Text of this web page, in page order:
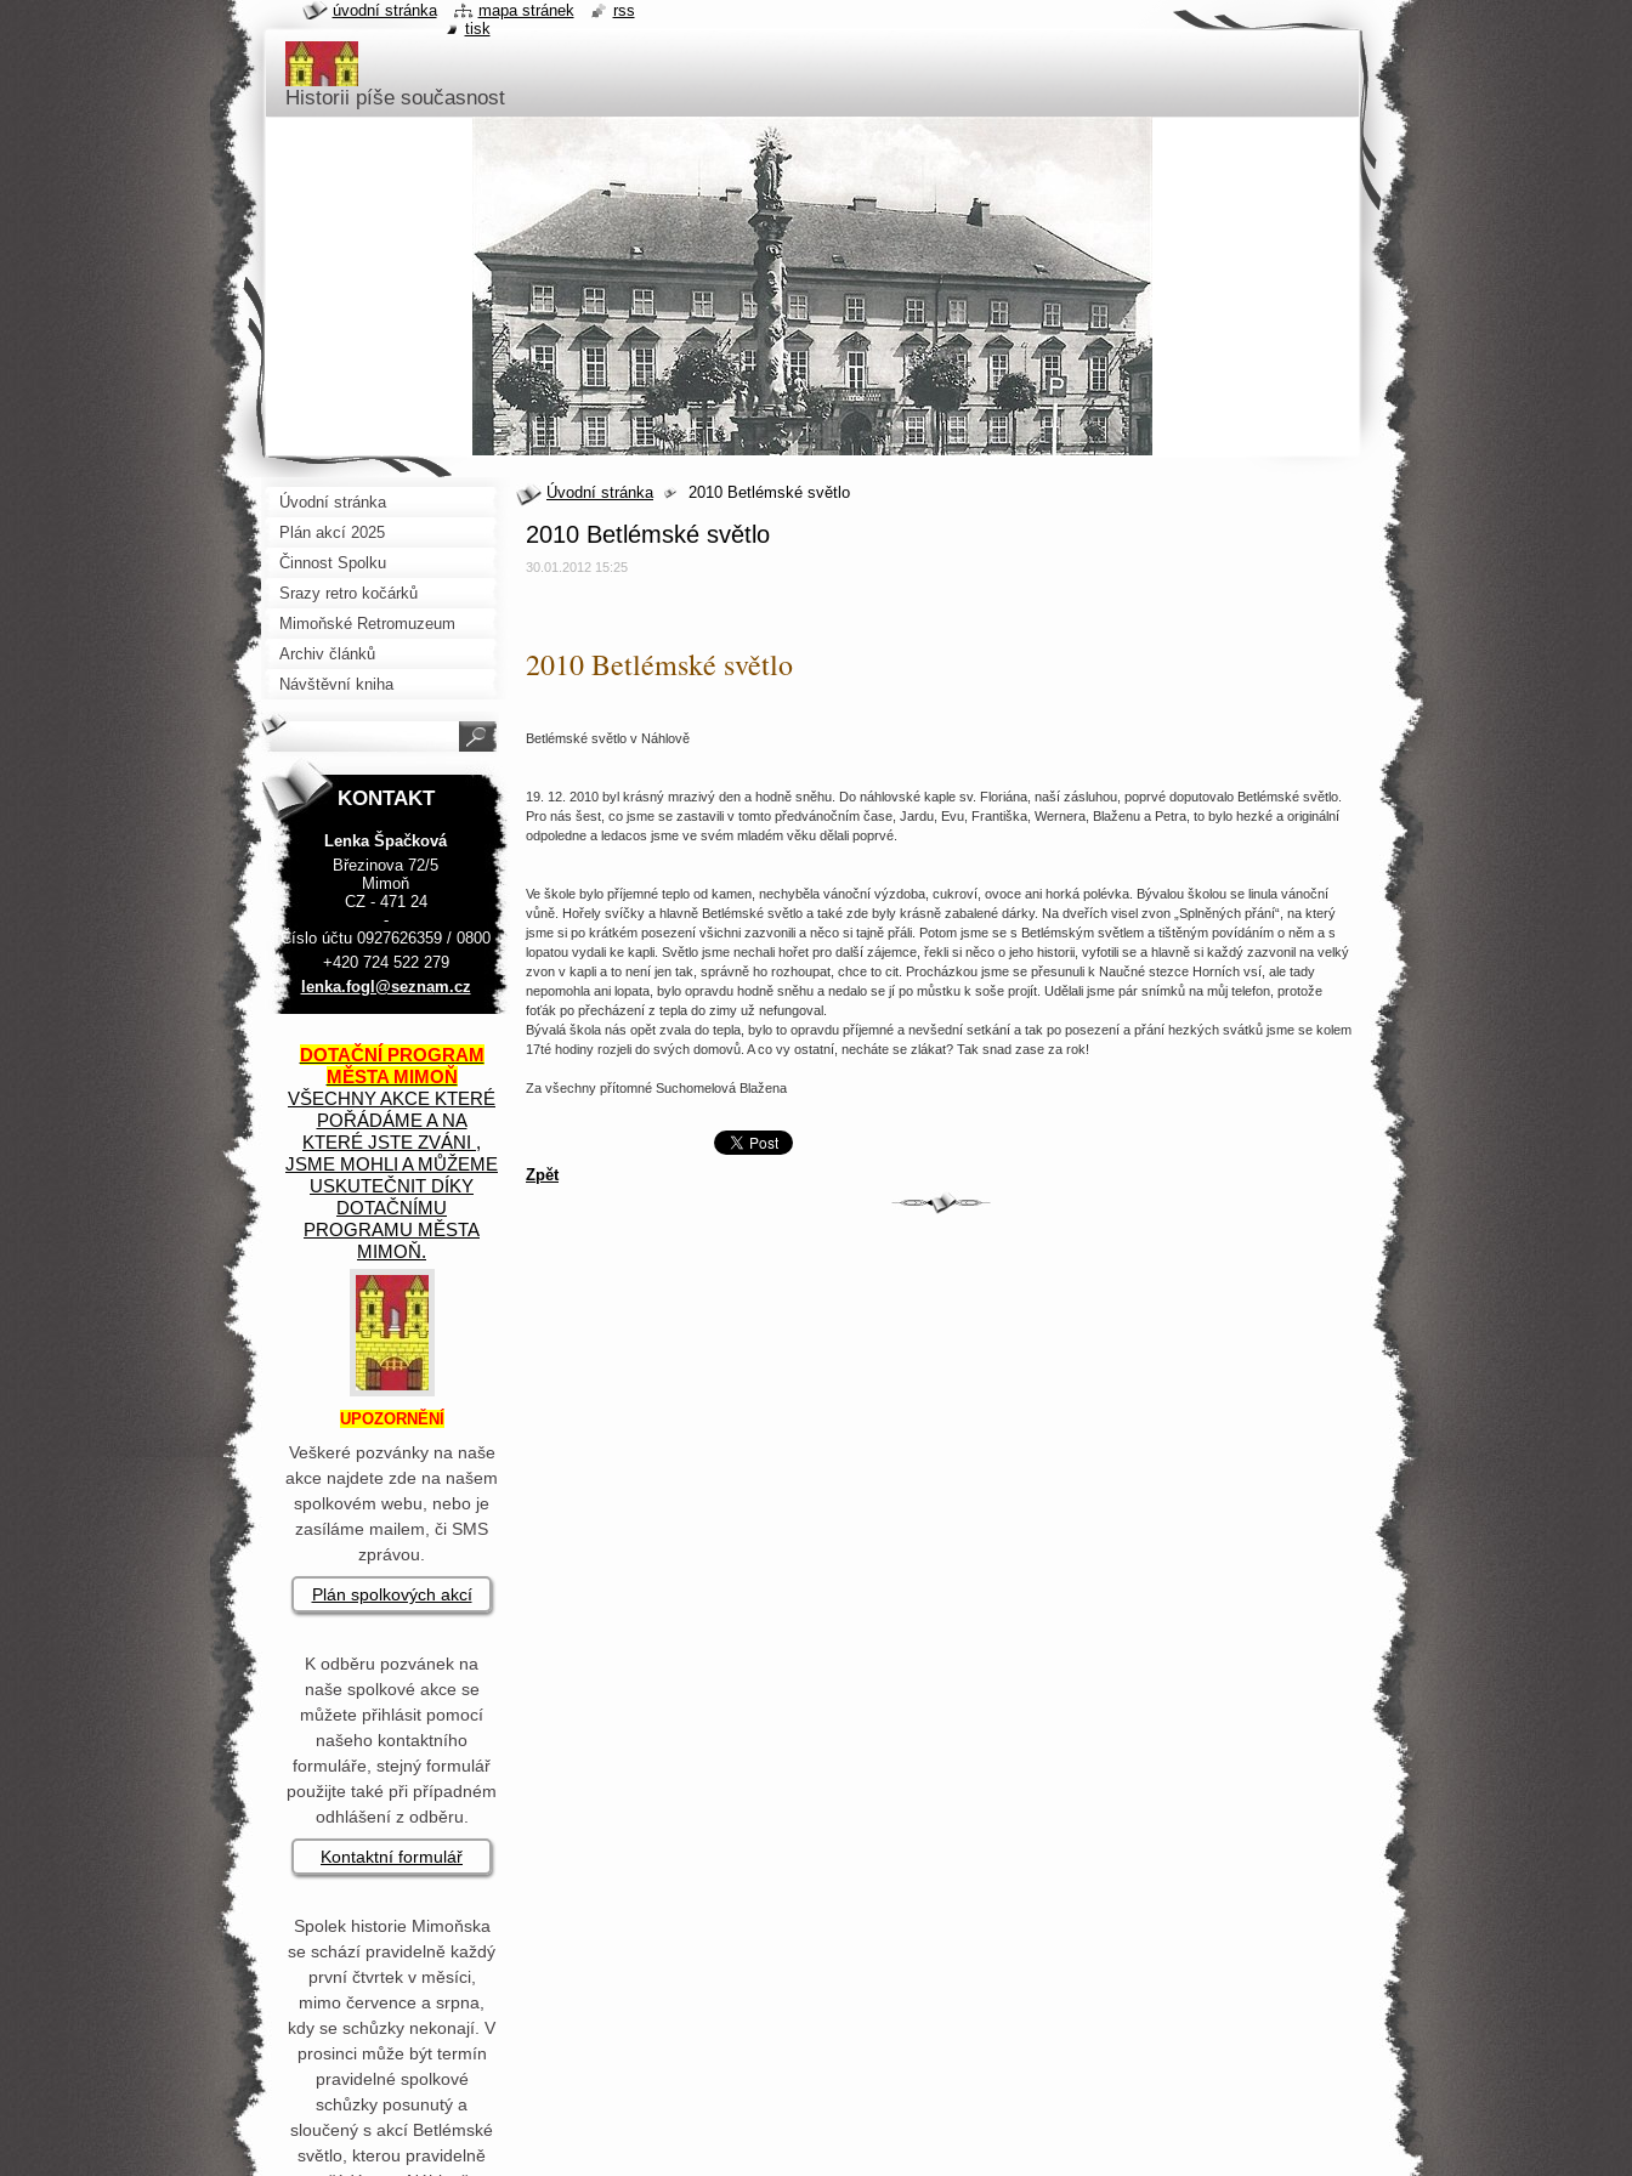
Historii píše současnost
Úvodní stránka 2010 Betlémské světlo
2010 Betlémské světlo
30.01.2012 15:25
2010 Betlémské světlo
Betlémské světlo v Náhlově
19. 12. 2010 byl krásný mrazivý den a hodně sněhu. Do náhlovské kaple sv. Floriána, naší zásluhou, poprvé doputovalo Betlémské světlo.
Pro nás šest, co jsme se zastavili v tomto předvánočním čase, Jardu, Evu, Františka, Wernera, Blaženu a Petra, to bylo hezké a originální
odpoledne a ledacos jsme ve svém mladém věku dělali poprvé.
Ve škole bylo příjemné teplo od kamen, nechyběla vánoční výzdoba, cukroví, ovoce ani horká polévka. Bývalou školou se linula vánoční
vůně. Hořely svíčky a hlavně Betlémské světlo a také zde byly krásně zabalené dárky. Na dveřích visel zvon „Splněných přání“, na který
jsme si po krátkém posezení všichni zazvonili a něco si tajně přáli. Potom jsme se s Betlémským světlem a tištěným povídáním o něm a s
lopatou vydali ke kapli. Světlo jsme nechali hořet pro další zájemce, řekli si něco o jeho historii, vyfotili se a hlavně si každý zazvonil na velký
zvon v kapli a to není jen tak, správně ho rozhoupat, chce to cit. Procházkou jsme se přesunuli k Naučné stezce Horních vsí, ale tady
nepomohla ani lopata, bylo opravdu hodně sněhu a nedalo se jí po můstku k soše projít. Udělali jsme pár snímků na můj telefon, protože
foťák po přecházení z tepla do zimy už nefungoval.
Bývalá škola nás opět zvala do tepla, bylo to opravdu příjemné a nevšední setkání a tak po posezení a přání hezkých svátků jsme se kolem
17té hodiny rozjeli do svých domovů. A co vy ostatní, necháte se zlákat? Tak snad zase za rok!
Za všechny přítomné Suchomelová Blažena
Zpět
Úvodní stránka
Plán akcí 2025
Činnost Spolku
Srazy retro kočárků
Mimoňské Retromuzeum
Archiv článků
Návštěvní kniha
KONTAKT
Lenka Špačková
Březinova 72/5
Mimoň
CZ - 471 24
-
Číslo účtu 0927626359 / 0800
+420 724 522 279
lenka.fogl@seznam.cz
DOTAČNÍ PROGRAM
MĚSTA MIMOŇ
VŠECHNY AKCE KTERÉ
POŘÁDÁME A NA
KTERÉ JSTE ZVÁNI ,
JSME MOHLI A MŮŽEME
USKUTEČNIT DÍKY
DOTAČNÍMU
PROGRAMU MĚSTA
MIMOŇ.
UPOZORNĚNÍ
Veškeré pozvánky na naše
akce najdete zde na našem
spolkovém webu, nebo je
zasíláme mailem, či SMS
zprávou.
Plán spolkových akcí
K odběru pozvánek na
naše spolkové akce se
můžete přihlásit pomocí
našeho kontaktního
formuláře, stejný formulář
použijte také při případném
odhlášení z odběru.
Kontaktní formulář
Spolek historie Mimoňska
se schází pravidelně každý
první čtvrtek v měsíci,
mimo července a srpna,
kdy se schůzky nekonají. V
prosinci může být termín
pravidelné spolkové
schůzky posunutý a
sloučený s akcí Betlémské
světlo, kterou pravidelně
úvodní stránka mapa stránek
rss
tisk